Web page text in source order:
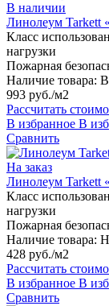
В наличии
Линолеум Tarkett
Класс
нагрузки
Пожарная
Наличие товара:
993 руб./м2
Рассчитать
В избранное В
Сравнить
На заказ
Линолеум Tarkett
Класс
нагрузки
Пожарная
Наличие товара:
428 руб./м2
Рассчитать
В избранное В
Сравнить